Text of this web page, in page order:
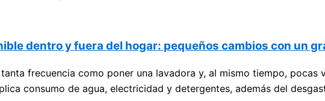
dentro y fuera del hogar: pequeños cambios con un
frecuencia como poner una lavadora y, al mismo tiempo,
consumo de agua, electricidad y detergentes, además del